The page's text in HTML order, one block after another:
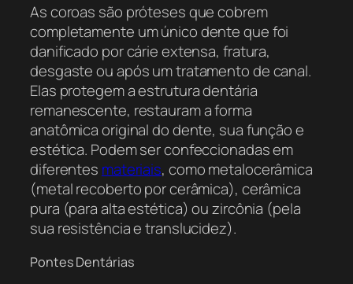
As coroas são próteses que cobrem
completamente um único dente que foi
danificado por cárie extensa, fratura,
desgaste ou após um tratamento de canal.
Elas protegem a estrutura dentária
remanescente, restauram a forma
anatômica original do dente, sua função e
estética. Podem ser confeccionadas em
diferentes materiais, como metalocerâmica
(metal recoberto por cerâmica), cerâmica
pura (para alta estética) ou zircônia (pela
sua resistência e translucidez).
Pontes Dentárias